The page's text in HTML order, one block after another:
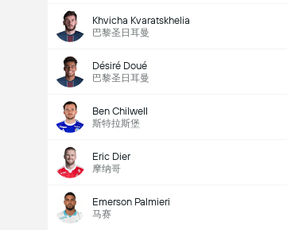
Khvicha Kvaratskhelia
巴黎圣日耳曼
Désiré Doué
巴黎圣日耳曼
Ben Chilwell
斯特拉斯堡
Eric Dier
摩纳哥
Emerson Palmieri
马赛